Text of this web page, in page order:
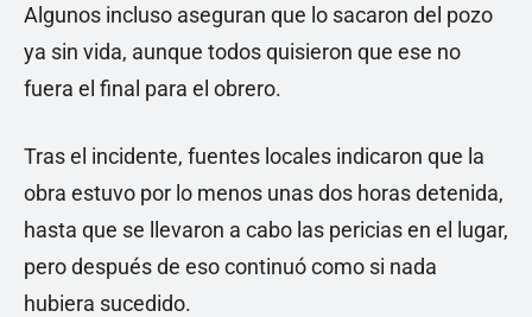
Algunos incluso aseguran que lo sacaron del pozo
ya sin vida, aunque todos quisieron que ese no
fuera el final para el obrero.
Tras el incidente, fuentes locales indicaron que la
obra estuvo por lo menos unas dos horas detenida,
hasta que se llevaron a cabo las pericias en el lugar,
pero después de eso continuó como si nada
hubiera sucedido.